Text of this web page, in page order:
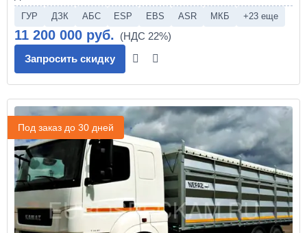
ГУР ДЗК АБС ESP EBS ASR МКБ +23 еще
11 200 000 руб.
Запросить скидку
Под заказ до 30 дней